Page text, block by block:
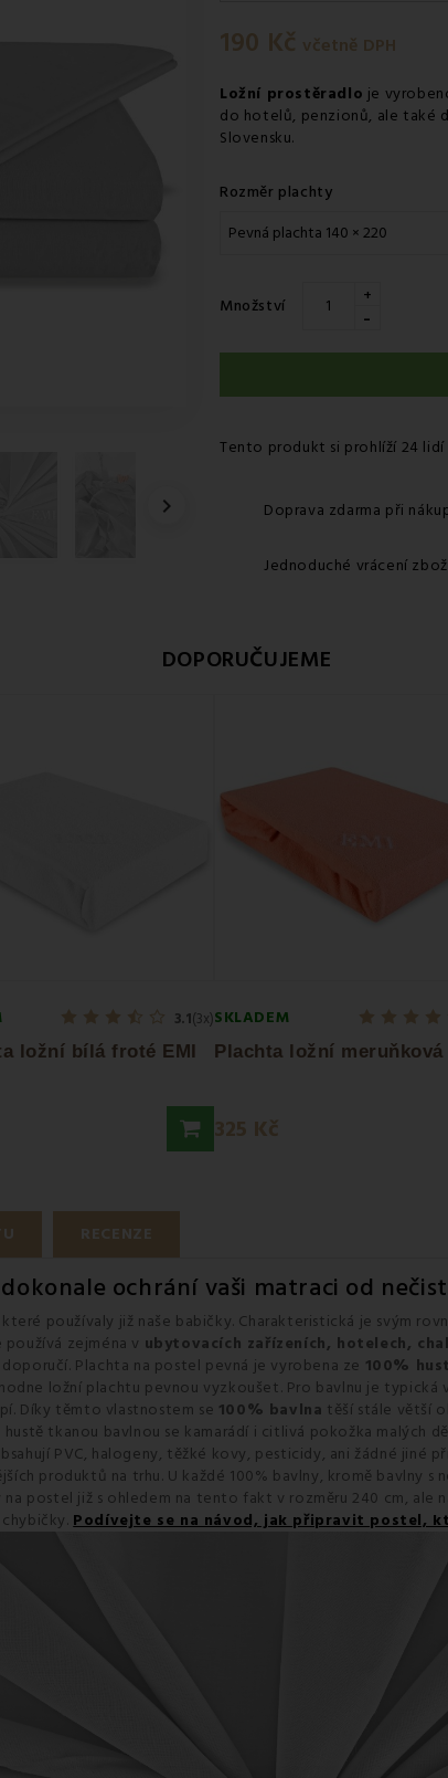

Středa 12.08-Kurýr GLS
190 Kč včetně DPH
Ložní prostěradlo je
do hotelů, penzionů, ale také
Slovensku.
Rozměr plachty
Množství +
-
Tento produkt si prohlíží 24 lidí
Doprava zdarma při
Jednoduché vrácení
DOPORUČUJEME
3.1(3x)
ložní bílá froté EMI
SKLADEM
325 Kč
RECENZE
ochrání vaši matraci od
používaly již naše babičky. Charakteristická je svým
zejména v ubytovacích zařízeních, hotelech,
Plachta na postel pevná je vyrobena ze 100%
ložní plachtu pevnou vyzkoušet. Pro bavlnu je
Díky těmto vlastnostem se 100% bavlna těší stále větší
tkanou bavlnou se kamarádí i citlivá pokožka malých
PVC, halogeny, těžké kovy, pesticidy, ani žádné jiné
produktů na trhu. U každé 100% bavlny, kromě bavlny s
postel již s ohledem na tento fakt v rozměru 240 cm, ale
chybičky.Podívejte se na návod, jak připravit postel,